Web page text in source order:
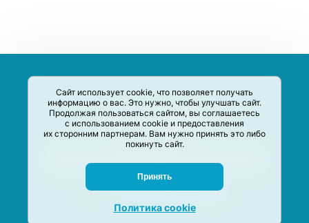
Сайт использует cookie, что позволяет получать
информацию о вас. Это нужно, чтобы улучшать сайт.
Продолжая пользоваться сайтом, вы соглашаетесь
с использованием cookie и предоставления
их сторонним партнерам. Вам нужно принять это либо
покинуть сайт.
Принять
Политика cookie
систематизации акций и скидок на товары и услуги в РФ
Задать вопрос
© M-Social production 2020 –2026